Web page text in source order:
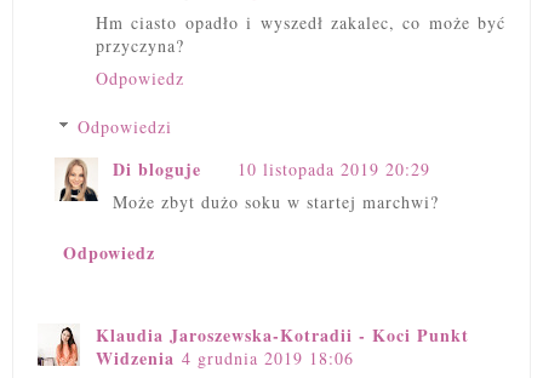
Hm ciasto opadło i wyszedł zakalec, co może być
przyczyna?
Odpowiedz
Odpowiedzi
Di bloguje
10 listopada 2019 20:29
Może zbyt dużo soku w startej marchwi?
Odpowiedz
Klaudia Jaroszewska-Kotradii - Koci Punkt
Widzenia 4 grudnia 2019 18:06